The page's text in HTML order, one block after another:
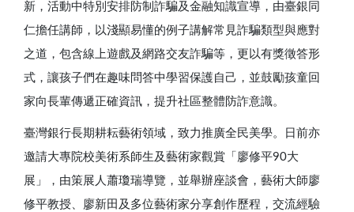
新，活動中特別安排防制詐騙及金融知識宣導，由臺銀同
仁擔任講師，以淺顯易懂的例子講解常見詐騙類型與應對
之道，包含線上遊戲及網路交友詐騙等，更以有獎徵答形
式，讓孩子們在趣味問答中學習保護自己，並鼓勵孩童回
家向長輩傳遞正確資訊，提升社區整體防詐意識。
臺灣銀行長期耕耘藝術領域，致力推廣全民美學。日前亦
邀請大專院校美術系師生及藝術家觀賞「廖修平90大
展」，由策展人蕭瓊瑞導覽，並舉辦座談會，藝術大師廖
修平教授、廖新田及多位藝術家分享創作歷程，交流經驗